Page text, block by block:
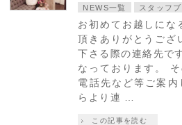
NEWS一覧 スタッフ
お初めてお越しにな
頂きありがとうござ
下さる際の連絡先で
なっております。
電話先など等ご案内
らより連 …
この記事を読む